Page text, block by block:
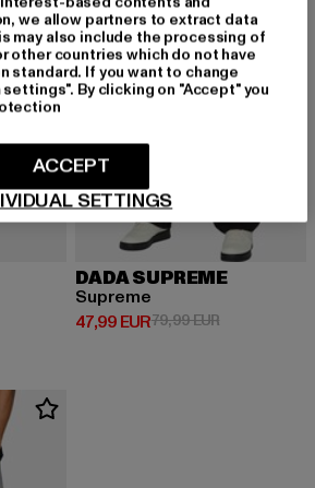
79,99 EUR
DADA SUPREME
Supreme
47,99 EUR
Derzeitiger Preis: 47,99 EUR
79,99 EURAktionspreis:
we allow partners to extract data
may also include the processing of
other countries which do not have
standard. If you want to change
By clicking on "Accept" you
SETTINGS
ACCEPT